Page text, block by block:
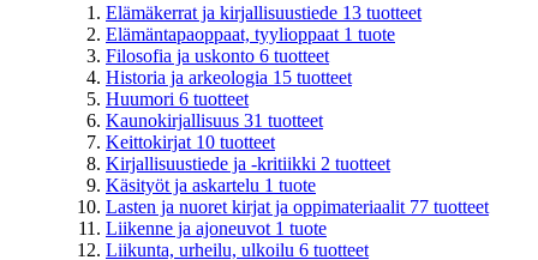
Elämäkerrat ja kirjallisuustiede 13 tuotteet
Elämäntapaoppaat, tyylioppaat 1 tuote
Filosofia ja uskonto 6 tuotteet
Historia ja arkeologia 15 tuotteet
Huumori 6 tuotteet
Kaunokirjallisuus 31 tuotteet
Keittokirjat 10 tuotteet
Kirjallisuustiede ja -kritiikki 2 tuotteet
Käsityöt ja askartelu 1 tuote
Lasten ja nuoret kirjat ja oppimateriaalit 77 tuotteet
Liikenne ja ajoneuvot 1 tuote
Liikunta, urheilu, ulkoilu 6 tuotteet